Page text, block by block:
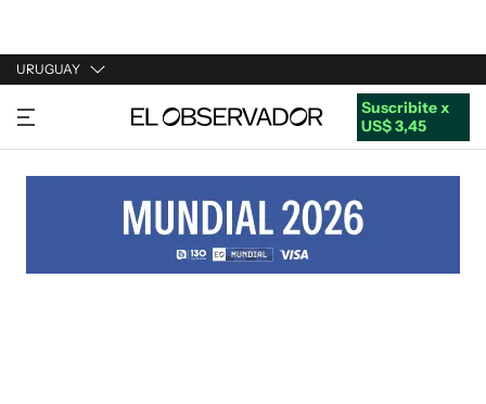
URUGUAY
URUGUAY
ARGENTINA
ESTADOS UNIDOS
Suscribite x
US$ 3,45